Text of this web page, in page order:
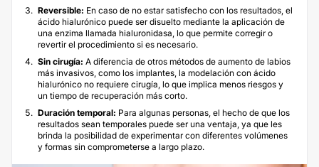
Reversible: En caso de no estar satisfecho con los resultados, el
ácido hialurónico puede ser disuelto mediante la aplicación de
una enzima llamada hialuronidasa, lo que permite corregir o
revertir el procedimiento si es necesario.
Sin cirugía: A diferencia de otros métodos de aumento de labios
más invasivos, como los implantes, la modelación con ácido
hialurónico no requiere cirugía, lo que implica menos riesgos y
un tiempo de recuperación más corto.
Duración temporal: Para algunas personas, el hecho de que los
resultados sean temporales puede ser una ventaja, ya que les
brinda la posibilidad de experimentar con diferentes volúmenes
y formas sin comprometerse a largo plazo.